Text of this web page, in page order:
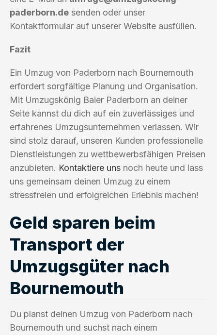
paderborn.de senden oder unser
Kontaktformular auf unserer Website ausfüllen.
Fazit
Ein Umzug von Paderborn nach Bournemouth
erfordert sorgfältige Planung und Organisation.
Mit Umzugskönig Baier Paderborn an deiner
Seite kannst du dich auf ein zuverlässiges und
erfahrenes Umzugsunternehmen verlassen. Wir
sind stolz darauf, unseren Kunden professionelle
Dienstleistungen zu wettbewerbsfähigen Preisen
anzubieten. Kontaktiere uns noch heute und lass
uns gemeinsam deinen Umzug zu einem
stressfreien und erfolgreichen Erlebnis machen!
Geld sparen beim
Transport der
Umzugsgüter nach
Bournemouth
Du planst deinen Umzug von Paderborn nach
Bournemouth und suchst nach einem